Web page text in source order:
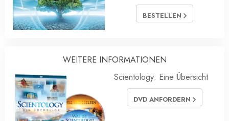
BESTELLEN
WEITERE INFORMATIONEN
Scientology: Eine Übersicht
DVD ANFORDERN